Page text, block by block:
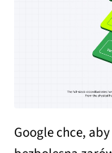
Google chce,